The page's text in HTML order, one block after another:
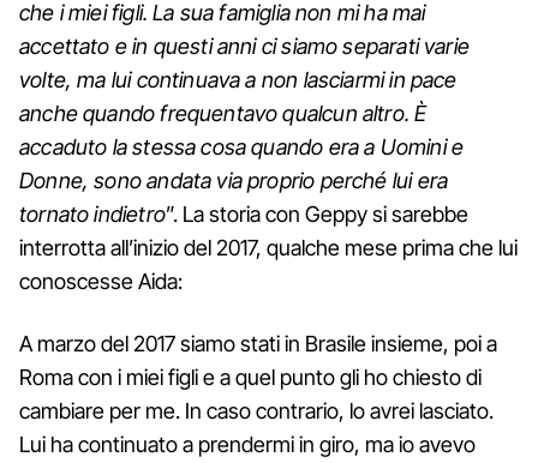
che i miei figli. La sua famiglia non mi ha mai
accettato e in questi anni ci siamo separati varie
volte, ma lui continuava a non lasciarmi in pace
anche quando frequentavo qualcun altro. È
accaduto la stessa cosa quando era a Uomini e
Donne, sono andata via proprio perché lui era
tornato indietro”. La storia con Geppy si sarebbe
interrotta all’inizio del 2017, qualche mese prima che lui
conoscesse Aida:
A marzo del 2017 siamo stati in Brasile insieme, poi a
Roma con i miei figli e a quel punto gli ho chiesto di
cambiare per me. In caso contrario, lo avrei lasciato.
Lui ha continuato a prendermi in giro, ma io avevo